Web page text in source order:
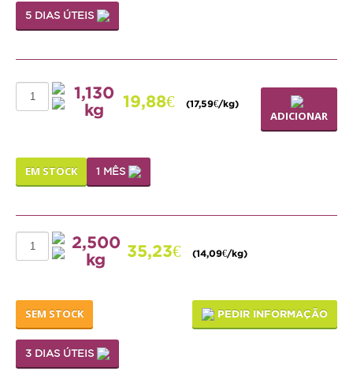
Médias
Répteis
Lagarto
Serpente
Cão
Adulto
Sénior
5 DIAS ÚTEIS
1,130
kg
19,88€ (17,59€/kg)
ADICIONAR
EM STOCK 1 MÊS
2,500
kg
35,23€ (14,09€/kg)
SEM STOCK PEDIR INFORMAÇÃO
3 DIAS ÚTEIS